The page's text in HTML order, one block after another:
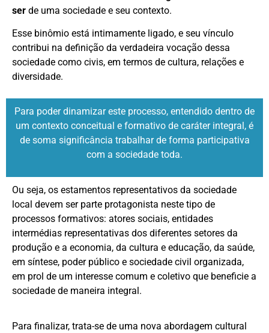
ser de uma sociedade e seu contexto.
Esse binômio está intimamente ligado, e seu vínculo
contribui na definição da verdadeira vocação dessa
sociedade como civis, em termos de cultura, relações e
diversidade.
Para poder dinamizar este processo, entendido dentro de
um contexto conceitual e formativo de caráter integral, é
de soma significância trabalhar de forma participativa
com a sociedade toda.
Ou seja, os estamentos representativos da sociedade
local devem ser parte protagonista neste tipo de
processos formativos: atores sociais, entidades
intermédias representativas dos diferentes setores da
produção e a economia, da cultura e educação, da saúde,
em síntese, poder público e sociedade civil organizada,
em prol de um interesse comum e coletivo que beneficie a
sociedade de maneira integral.
Para finalizar, trata-se de uma nova abordagem cultural